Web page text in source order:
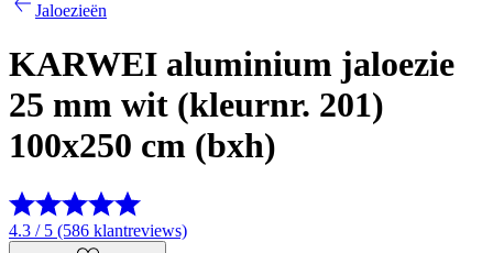
Jaloezieën
KARWEI aluminium jaloezie
25 mm wit (kleurnr. 201)
100x250 cm (bxh)
4.3 / 5 (586 klantreviews)